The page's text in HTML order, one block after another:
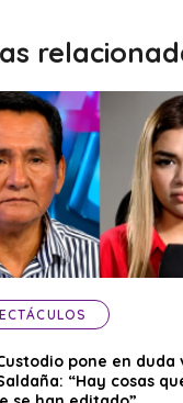
pone en duda
“Hay cosas